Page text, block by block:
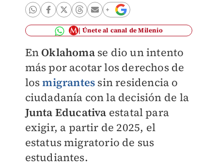
Únete al canal de Milenio
En Oklahoma se dio un intento
más por acotar los derechos de
losmigrantes sin residencia o
ciudadanía con la decisión de la
Junta Educativa estatal para
exigir, a partir de 2025, el
estatus migratorio de sus
estudiantes.